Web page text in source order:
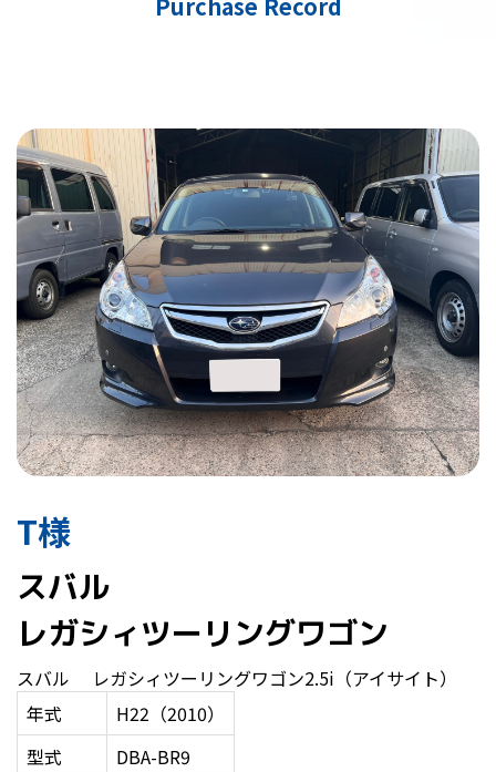
Purchase Record
T様
スバル
レガシィツーリングワゴン
スバル レガシィツーリングワゴン2.5i（アイサイト）
年式
H22（2010）
型式
DBA-BR9